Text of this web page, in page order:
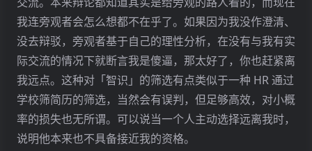
我连旁观者会怎么想都不在乎了。如果因为我没作澄清、
没去辩驳，旁观者基于自己的理性分析，在没有与我有实
际交流的情况下就断言我是傻逼，那太好了，你也赶紧离
我远点。这种对「智识」的筛选有点类似于一种 HR 通过
学校筛简历的筛选，当然会有误判，但足够高效，对小概
率的损失也无所谓。可以说当一个人主动选择远离我时，
说明他本来也不具备接近我的资格。